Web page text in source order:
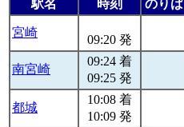
駅名 時刻 のりば
宮崎
09:20 発
南宮崎
09:24 着
09:25 発
都城
10:08 着
10:09 発